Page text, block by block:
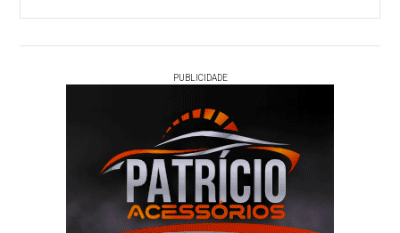
PUBLICIDADE